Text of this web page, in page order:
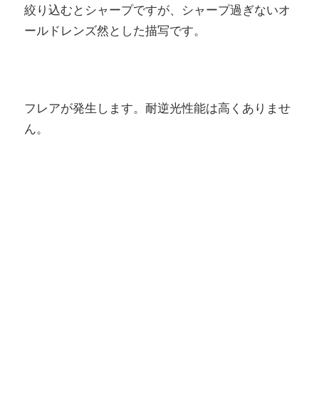
絞り込むとシャープですが、シャープ過ぎないオ
ールドレンズ然とした描写です。
フレアが発生します。耐逆光性能は高くありませ
ん。